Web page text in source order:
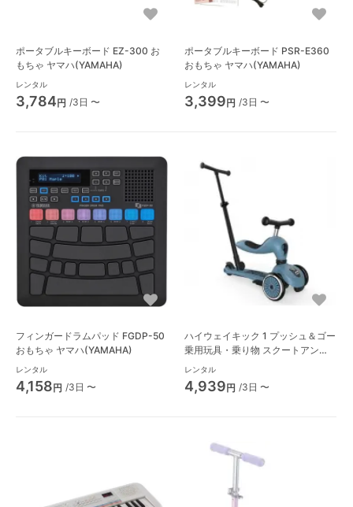
ポータブルキーボード EZ-300 お
もちゃ ヤマハ(YAMAHA)
レンタル
3,784円 /3日 〜
ポータブルキーボード PSR-E360
おもちゃ ヤマハ(YAMAHA)
レンタル
3,399円 /3日 〜
フィンガードラムパッド FGDP-50
おもちゃ ヤマハ(YAMAHA)
レンタル
4,158円 /3日 〜
ハイウェイキック 1 プッシュ＆ゴー
乗用玩具・乗り物 スクートアンド
ライド(SCOOT AND RIDE)
レンタル
4,939円 /3日 〜